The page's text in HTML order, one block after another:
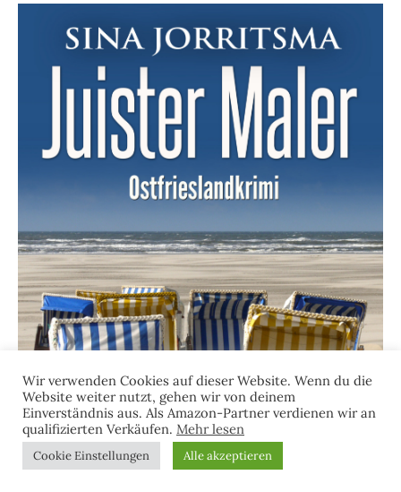
Wir verwenden Cookies auf dieser Website. Wenn du die
Website weiter nutzt, gehen wir von deinem
Einverständnis aus. Als Amazon-Partner verdienen wir an
qualifizierten Verkäufen. Mehr lesen
Cookie Einstellungen Alle akzeptieren